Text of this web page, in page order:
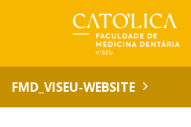
FMD_VISEU-WEBSITE